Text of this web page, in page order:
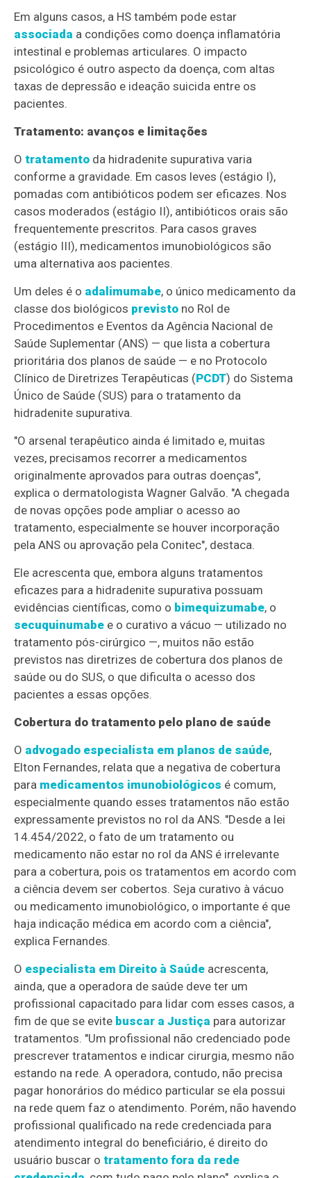
Em alguns casos, a HS também pode estar
associada a condições como doença inflamatória
intestinal e problemas articulares. O impacto
psicológico é outro aspecto da doença, com altas
taxas de depressão e ideação suicida entre os
pacientes.
Tratamento: avanços e limitações
Otratamento da hidradenite supurativa varia
conforme a gravidade. Em casos leves (estágio I),
pomadas com antibióticos podem ser eficazes. Nos
casos moderados (estágio II), antibióticos orais são
frequentemente prescritos. Para casos graves
(estágio III), medicamentos imunobiológicos são
uma alternativa aos pacientes.
Um deles é o adalimumabe, o único medicamento da
classe dos biológicos previsto no Rol de
Procedimentos e Eventos da Agência Nacional de
Saúde Suplementar (ANS) — que lista a cobertura
prioritária dos planos de saúde — e no Protocolo
Clínico de Diretrizes Terapêuticas (PCDT) do Sistema
Único de Saúde (SUS) para o tratamento da
hidradenite supurativa.
"O arsenal terapêutico ainda é limitado e, muitas
vezes, precisamos recorrer a medicamentos
originalmente aprovados para outras doenças",
explica o dermatologista Wagner Galvão. "A chegada
de novas opções pode ampliar o acesso ao
tratamento, especialmente se houver incorporação
pela ANS ou aprovação pela Conitec", destaca.
Ele acrescenta que, embora alguns tratamentos
eficazes para a hidradenite supurativa possuam
evidências científicas, como o bimequizumabe, o
secuquinumabe e o curativo a vácuo — utilizado no
tratamento pós-cirúrgico —, muitos não estão
previstos nas diretrizes de cobertura dos planos de
saúde ou do SUS, o que dificulta o acesso dos
pacientes a essas opções.
Cobertura do tratamento pelo plano de saúde
O advogado especialista em planos de saúde,
Elton Fernandes, relata que a negativa de cobertura
para medicamentos imunobiológicos é comum,
especialmente quando esses tratamentos não estão
expressamente previstos no rol da ANS. "Desde a lei
14.454/2022, o fato de um tratamento ou
medicamento não estar no rol da ANS é irrelevante
para a cobertura, pois os tratamentos em acordo com
a ciência devem ser cobertos. Seja curativo à vácuo
ou medicamento imunobiológico, o importante é que
haja indicação médica em acordo com a ciência",
explica Fernandes.
O especialista em Direito à Saúde acrescenta,
ainda, que a operadora de saúde deve ter um
profissional capacitado para lidar com esses casos, a
fim de que se evite buscar a Justiça para autorizar
tratamentos. "Um profissional não credenciado pode
prescrever tratamentos e indicar cirurgia, mesmo não
estando na rede. A operadora, contudo, não precisa
pagar honorários do médico particular se ela possui
na rede quem faz o atendimento. Porém, não havendo
profissional qualificado na rede credenciada para
atendimento integral do beneficiário, é direito do
usuário buscar otratamento fora da rede